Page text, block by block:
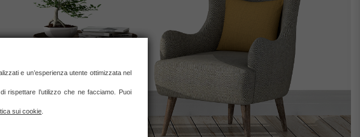
e un’esperienza utente ottimizzata nel
rispettare l’utilizzo che ne facciamo. Puoi
sui cookie